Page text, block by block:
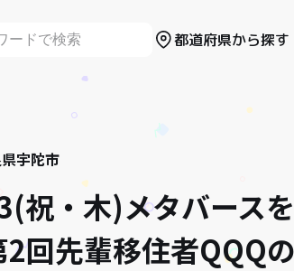
都道府県から探す
宇陀市
祝・木)メタバース
回先輩移住者QQQ